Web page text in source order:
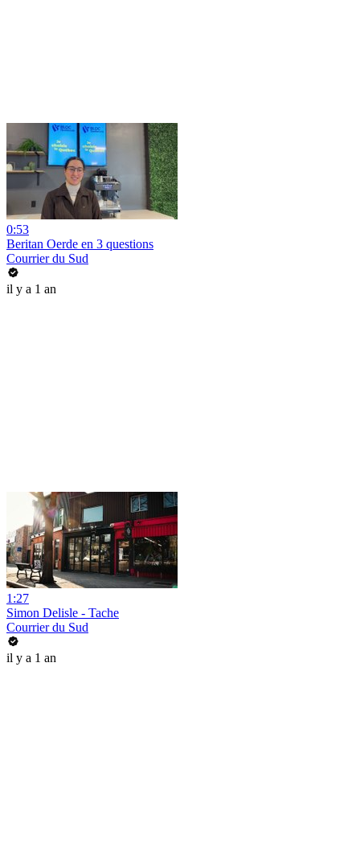
0:53
Beritan Oerde en 3 questions
Courrier du Sud
il y a 1 an
1:27
Simon Delisle - Tache
Courrier du Sud
il y a 1 an